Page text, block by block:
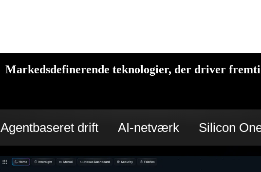
Markedsdefinerende teknologier, der driver
Agentbaseret drift AI-netværk Silicon